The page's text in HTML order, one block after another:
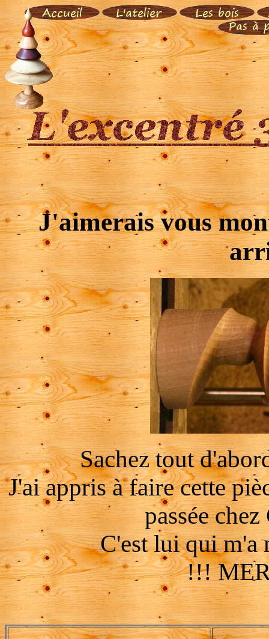
J'aimerais vous
Sachez tout
J'ai appris à faire cette
passée
C'est lui qui m'a
!!!